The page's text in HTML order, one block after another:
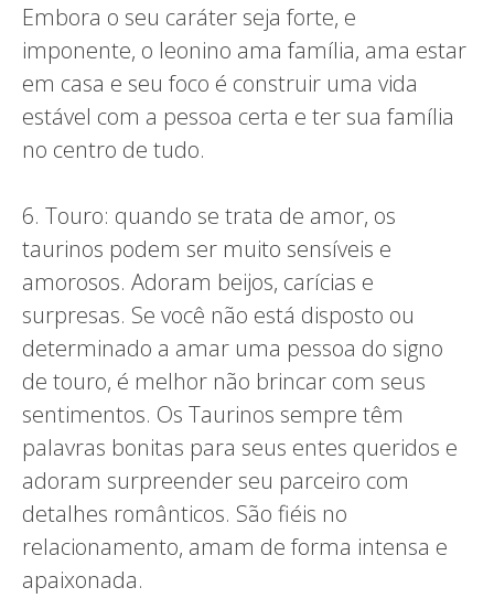
Embora o seu caráter seja forte, e
imponente, o leonino ama família, ama estar
em casa e seu foco é construir uma vida
estável com a pessoa certa e ter sua família
no centro de tudo.
6. Touro: quando se trata de amor, os
taurinos podem ser muito sensíveis e
amorosos. Adoram beijos, carícias e
surpresas. Se você não está disposto ou
determinado a amar uma pessoa do signo
de touro, é melhor não brincar com seus
sentimentos. Os Taurinos sempre têm
palavras bonitas para seus entes queridos e
adoram surpreender seu parceiro com
detalhes românticos. São fiéis no
relacionamento, amam de forma intensa e
apaixonada.